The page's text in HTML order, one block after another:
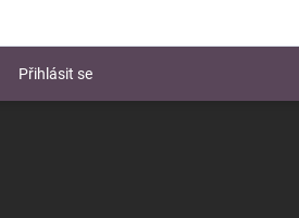
Přihlásit se